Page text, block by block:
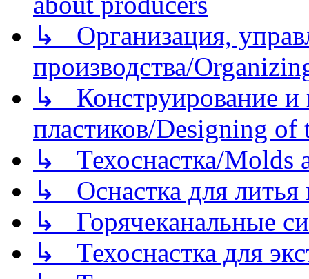
↳ Организация,
производства/
↳ Конструирование и
пластиков/Designing of
↳ Техоснастка/Molds
↳ Оснастка для литья
↳ Горячеканальные
↳ Техоснастка для